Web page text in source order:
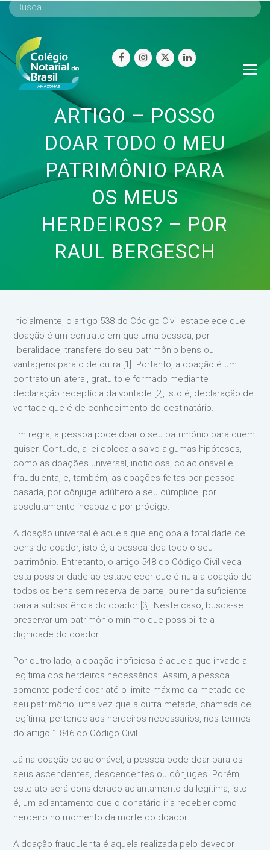
facebookinstagram
twitterlinkedin
ARTIGO – POSSO
DOAR TODO O MEU
PATRIMÔNIO PARA
OS MEUS
HERDEIROS? – POR
RAUL BERGESCH
Inicialmente, o artigo 538 do Código Civil estabelece que
doação é um contrato em que uma pessoa, por
liberalidade, transfere do seu patrimônio bens ou
vantagens para o de outra [1]. Portanto, a doação é um
contrato unilateral, gratuito e formado mediante
declaração receptícia da vontade [2], isto é, declaração de
vontade que é de conhecimento do destinatário.
Em regra, a pessoa pode doar o seu patrimônio para quem
quiser. Contudo, a lei coloca a salvo algumas hipóteses,
como as doações universal, inoficiosa, colacionável e
fraudulenta, e, também, as doações feitas por pessoa
casada, por cônjuge adúltero a seu cúmplice, por
absolutamente incapaz e por pródigo.
A doação universal é aquela que engloba a totalidade de
bens do doador, isto é, a pessoa doa todo o seu
patrimônio. Entretanto, o artigo 548 do Código Civil veda
esta possibilidade ao estabelecer que é nula a doação de
todos os bens sem reserva de parte, ou renda suficiente
para a subsistência do doador [3]. Neste caso, busca-se
preservar um patrimônio mínimo que possibilite a
dignidade do doador.
Por outro lado, a doação inoficiosa é aquela que invade a
legítima dos herdeiros necessários. Assim, a pessoa
somente poderá doar até o limite máximo da metade de
seu patrimônio, uma vez que a outra metade, chamada de
legítima, pertence aos herdeiros necessários, nos termos
do artigo 1.846 do Código Civil.
Já na doação colacionável, a pessoa pode doar para os
seus ascendentes, descendentes ou cônjuges. Porém,
este ato será considerado adiantamento da legítima, isto
é, um adiantamento que o donatário iria receber como
herdeiro no momento da morte do doador.
A doação fraudulenta é aquela realizada pelo devedor